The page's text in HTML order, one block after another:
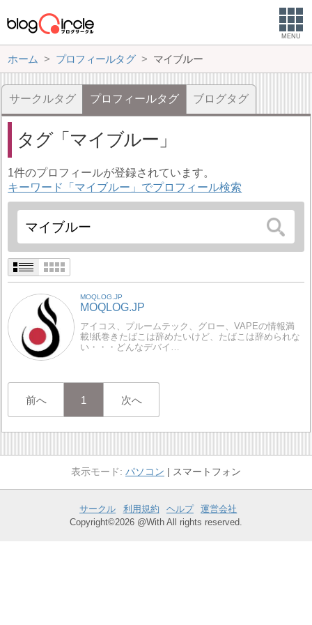
MENU
ホーム プロフィールタグ マイブルー
サークルタグ プロフィールタグ ブログタグ
タグ マイブルー
1件のプロフィールが登録されています。
キーワード「マイブルー」でプロフィール検索
MOQLOG.JP
MOQLOG.JP
アイコス、プルームテック、グロー、VAPEの情報満
載!紙巻きたばこは辞めたいけど、たばこは辞められな
い・・・どんなデバイ…
前へ 1 次へ
パソコン スマートフォン
サークル 利用規約 ヘルプ
運営会社
Copyright©2026 @With All rights reserved.